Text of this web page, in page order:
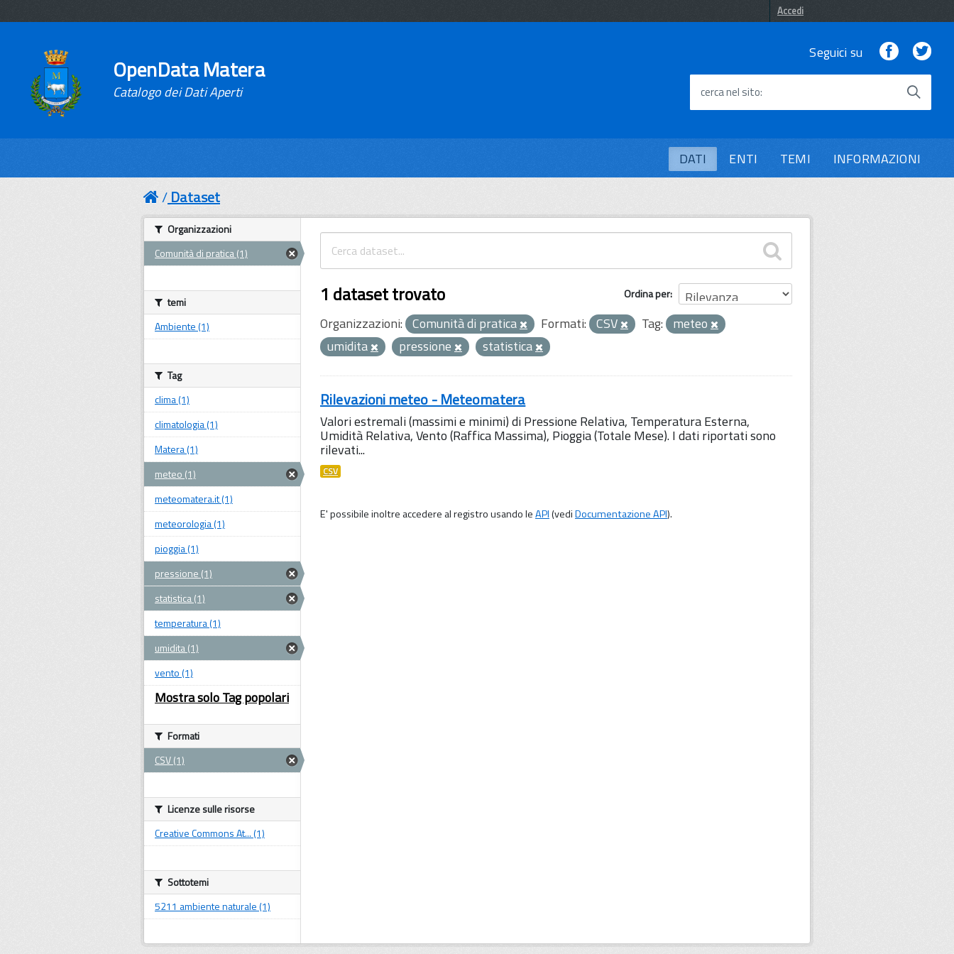
Accedi
OpenData Matera
Catalogo dei Dati Aperti
Seguici su Facebook
cerca nel sito
DATI ENTI TEMI INFORMAZIONI
Dataset
Ordina per
1 dataset trovato
Organizzazioni: Comunità di pratica Formati: CSV Tag: meteo
umidita
pressione statistica
Rilevazioni meteo - Meteomatera
Valori estremali (massimi e minimi) di Pressione Relativa, Temperatura Esterna,
Umidità Relativa, Vento (Raffica Massima), Pioggia (Totale Mese). I dati riportati sono
rilevati...
CSV
E' possibile inoltre accedere al registro usando leAPI(vediDocumentazione API).
Organizzazioni
Comunità di pratica (1)
temi
Ambiente (1)
Tag
clima (1)
climatologia (1)
Matera (1)
meteo (1)
meteomatera.it (1)
meteorologia (1)
pioggia (1)
pressione (1)
statistica (1)
temperatura (1)
umidita (1)
vento (1)
Mostra solo Tag popolari
Formati
CSV (1)
Licenze sulle risorse
Creative Commons At... (1)
Sottotemi
5211 ambiente naturale (1)